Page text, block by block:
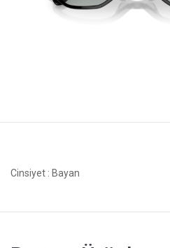
Cinsiyet : Bayan